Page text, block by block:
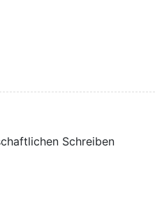
Schreiben